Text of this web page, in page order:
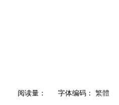
阅读量： 字体编码： 繁體